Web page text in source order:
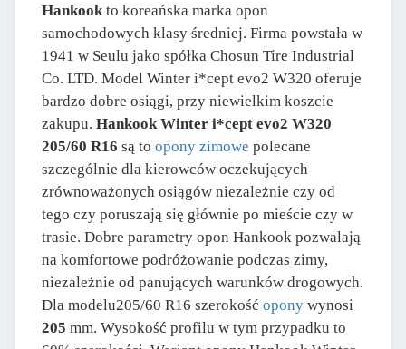
Hankook to koreańska marka opon
samochodowych klasy średniej. Firma powstała w
1941 w Seulu jako spółka Chosun Tire Industrial
Co. LTD. Model Winter i*cept evo2 W320 oferuje
bardzo dobre osiągi, przy niewielkim koszcie
zakupu. Hankook Winter i*cept evo2 W320
205/60 R16 są to opony zimowe polecane
szczególnie dla kierowców oczekujących
zrównoważonych osiągów niezależnie czy od
tego czy poruszają się głównie po mieście czy w
trasie. Dobre parametry opon Hankook pozwalają
na komfortowe podróżowanie podczas zimy,
niezależnie od panujących warunków drogowych.
Dla modelu205/60 R16 szerokość opony wynosi
205 mm. Wysokość profilu w tym przypadku to